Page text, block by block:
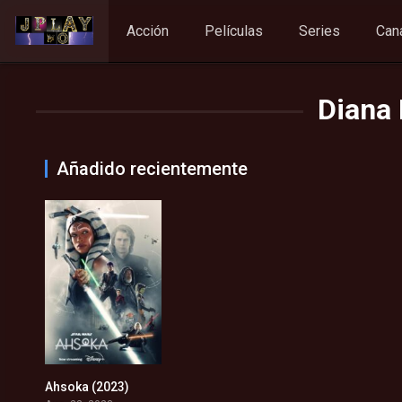
Acción Películas Series
Diana
Añadido recientemente
Ahsoka (2023)